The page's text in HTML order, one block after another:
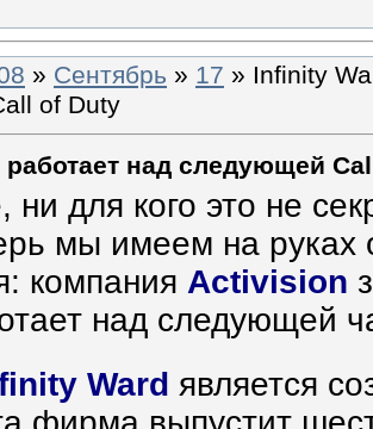
» Сентябрь » 17 » Infinity
of Duty
над следующей
ни для кого это не
мы имеем на
компания Activision
над следующей
Ward является